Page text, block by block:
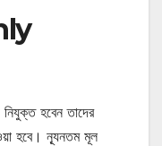
হবেন তাদের
হবে। ন্যূনতম মূল